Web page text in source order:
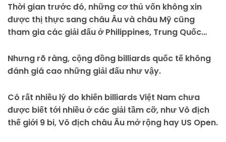
Thời gian trước đó, những cơ thủ vốn không xin
được thị thực sang châu Âu và châu Mỹ cũng
tham gia các giải đấu ở Philippines, Trung Quốc…
Nhưng rõ ràng, cộng đồng billiards quốc tế không
đánh giá cao những giải đấu như vậy.
Có rất nhiều lý do khiến billiards Việt Nam chưa
được biết tới nhiều ở các giải tầm cỡ, như Vô địch
thế giới 9 bi, Vô địch châu Âu mở rộng hay US Open.